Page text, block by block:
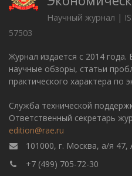
Научный журнал |
57503
Журнал издается с 2014
научные обзоры, статьи
практического характера по
Служба технической
Ответственный секретарь
edition@rae.ru
101000, г. Москва, а/я 47,
+7 (499) 705-72-30